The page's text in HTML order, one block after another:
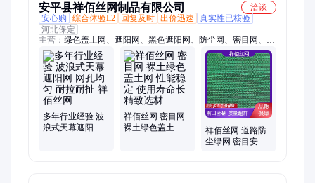
安平县祥佰丝网制品有限公司
洽谈
安心购
综合体验L2 回复及时 出价迅速
真实性已核验
河北保定
主营： 绿色盖土网、遮阳网、黑色遮阳网、防尘网、密目网、圆
丝盖土网
多年行业经验 波
浪式天幕遮阳网
祥佰丝网 密目网
裸土绿色盖土网
祥佰丝网 道路防
尘绿网 密目安全